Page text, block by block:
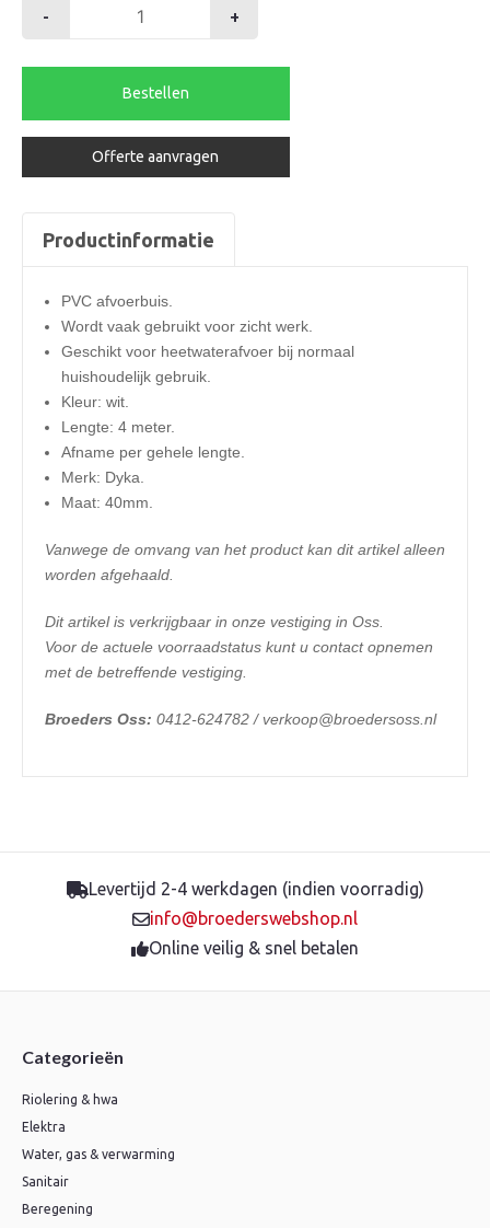
-
aantal
+
Bestellen
Offerte aanvragen
Productinformatie
PVC afvoerbuis.
Wordt vaak gebruikt voor zicht werk.
Geschikt voor heetwaterafvoer bij normaal
huishoudelijk gebruik.
Kleur: wit.
Lengte: 4 meter.
Afname per gehele lengte.
Merk: Dyka.
Maat: 40mm.
Vanwege de omvang van het product kan dit artikel alleen
worden afgehaald.
Dit artikel is verkrijgbaar in onze vestiging in Oss.
Voor de actuele voorraadstatus kunt u contact opnemen
met de betreffende vestiging.
Broeders Oss: 0412-624782 / verkoop@broedersoss.nl
Levertijd 2-4 werkdagen (indien voorradig)
info@broederswebshop.nl
Online veilig & snel betalen
Categorieën
Riolering & hwa
Elektra
Water, gas & verwarming
Sanitair
Beregening